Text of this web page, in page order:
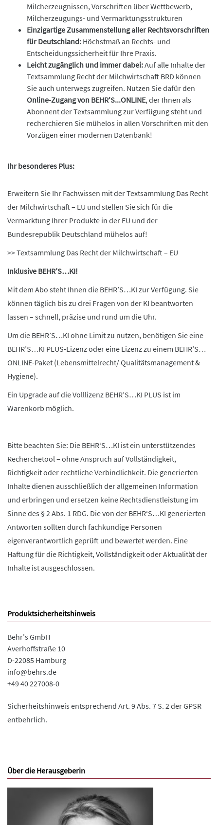
Milcherzeugnissen, Vorschriften über Wettbewerb,
Milcherzeugungs- und Vermarktungsstrukturen
Einzigartige Zusammenstellung aller Rechtsvorschriften
für Deutschland: Höchstmaß an Rechts- und
Entscheidungssicherheit für Ihre Praxis.
Leicht zugänglich und immer dabei:Auf alle Inhalte der
Textsammlung Recht der Milchwirtschaft BRD können
Sie auch unterwegs zugreifen. Nutzen Sie dafür den
Online-Zugang von BEHR'S...ONLINE, der Ihnen als
Abonnent der Textsammlung zur Verfügung steht und
recherchieren Sie mühelos in allen Vorschriften mit den
Vorzügen einer modernen Datenbank!
Ihr besonderes Plus:
Erweitern Sie Ihr Fachwissen mit der Textsammlung Das Recht
der Milchwirtschaft – EU und stellen Sie sich für die
Vermarktung Ihrer Produkte in der EU und der
Bundesrepublik Deutschland mühelos auf!
>>Textsammlung Das Recht der Milchwirtschaft – EU
Inklusive BEHR’S…KI!
Mit dem Abo steht Ihnen die BEHR’S…KI zur Verfügung. Sie
können täglich bis zu drei Fragen von der KI beantworten
lassen – schnell, präzise und rund um die Uhr.
Um die BEHR’S…KI ohne Limit zu nutzen, benötigen Sie eine
BEHR’S…KI PLUS-Lizenz oder eine Lizenz zu einem BEHR’S…
ONLINE-Paket (Lebensmittelrecht/ Qualitätsmanagement &
Hygiene).
Ein Upgrade auf die Volllizenz BEHR’S…KI PLUS ist im
Warenkorb möglich.
Bitte beachten Sie: Die BEHR‘S…KI ist ein unterstützendes
Recherchetool – ohne Anspruch auf Vollständigkeit,
Richtigkeit oder rechtliche Verbindlichkeit. Die generierten
Inhalte dienen ausschließlich der allgemeinen Information
und erbringen und ersetzen keine Rechtsdienstleistung im
Sinne des § 2 Abs. 1 RDG. Die von der BEHR‘S…KI generierten
Antworten sollten durch fachkundige Personen
eigenverantwortlich geprüft und bewertet werden. Eine
Haftung für die Richtigkeit, Vollständigkeit oder Aktualität der
Inhalte ist ausgeschlossen.
Produktsicherheitshinweis
Behr's GmbH
Averhoffstraße 10
D-22085 Hamburg
info@behrs.de
+49 40 227008-0
Sicherheitshinweis entsprechend Art. 9 Abs. 7 S. 2 der GPSR
entbehrlich.
Über die Herausgeberin